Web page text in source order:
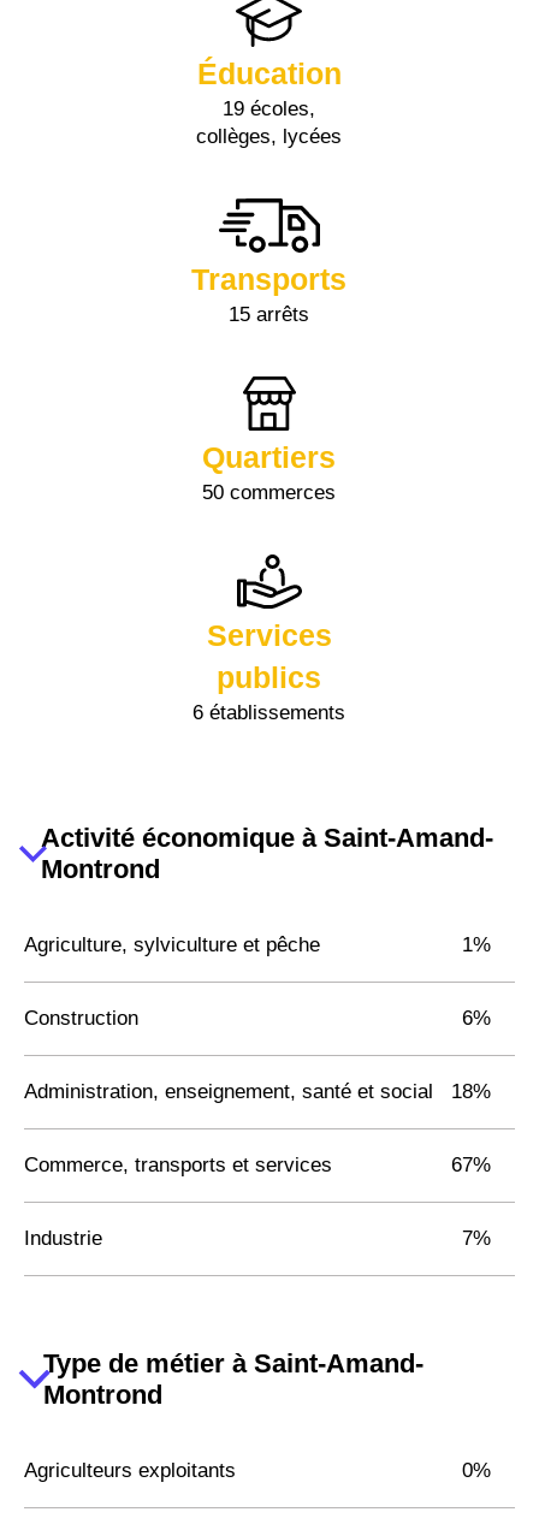
Éducation
19 écoles,
collèges, lycées
Transports
15 arrêts
Quartiers
50 commerces
Services
publics
6 établissements
Activité économique à Saint-Amand-
Montrond
Agriculture, sylviculture et pêche 1%
Construction 6%
Administration, enseignement, santé et social 18%
Commerce, transports et services 67%
Industrie 7%
Type de métier à Saint-Amand-
Montrond
Agriculteurs exploitants 0%